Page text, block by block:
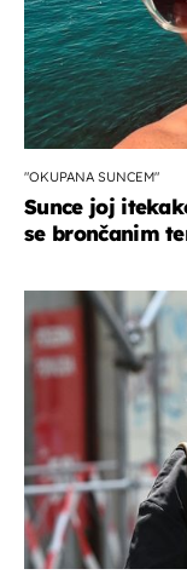
"OKUPANA SUNCEM"
Sunce joj
se brončanim